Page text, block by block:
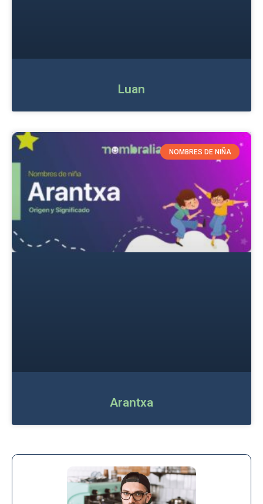
Luan
NOMBRES DE NIÑA
Arantxa